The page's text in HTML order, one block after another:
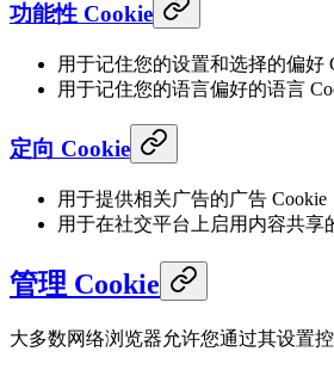
功能性 Cookie
用于记住您的设置和选择的偏好
用于记住您的语言偏好的语言
定向 Cookie
用于提供相关广告的广告 Cookie
用于在社交平台上启用内容共享
管理 Cookie
大多数网络浏览器允许您通过其设置控